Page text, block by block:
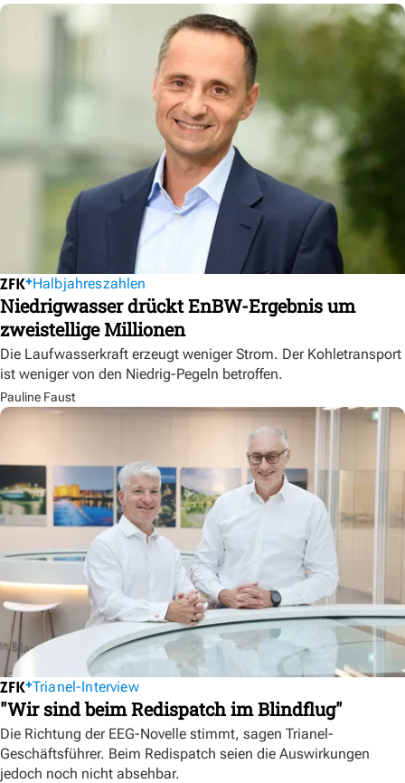
Halbjahreszahlen
Niedrigwasser drückt EnBW-Ergebnis um
zweistellige Millionen
Die Laufwasserkraft erzeugt weniger Strom. Der Kohletransport
ist weniger von den Niedrig-Pegeln betroffen.
Pauline Faust
Trianel-Interview
"Wir sind beim Redispatch im Blindflug"
Die Richtung der EEG-Novelle stimmt, sagen Trianel-
Geschäftsführer. Beim Redispatch seien die Auswirkungen
jedoch noch nicht absehbar.